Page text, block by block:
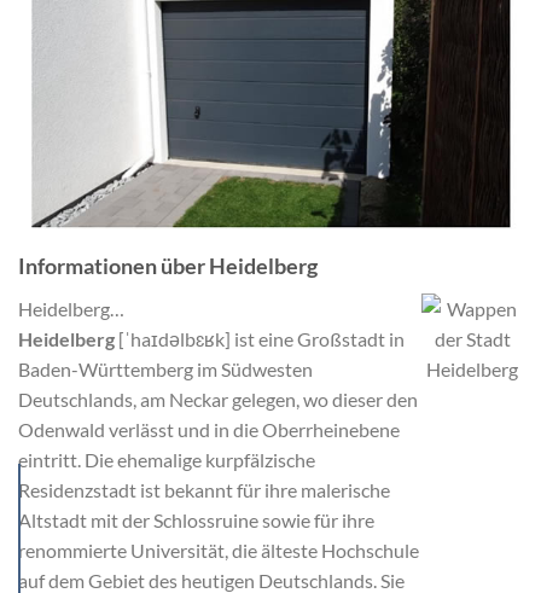
Informationen über Heidelberg
Heidelberg…
Heidelberg [ˈhaɪdəlbɛʁk] ist eine Großstadt in
Baden-Württemberg im Südwesten
Deutschlands, am Neckar gelegen, wo dieser den
Odenwald verlässt und in die Oberrheinebene
eintritt. Die ehemalige kurpfälzische
Residenzstadt ist bekannt für ihre malerische
Altstadt mit der Schlossruine sowie für ihre
renommierte Universität, die älteste Hochschule
auf dem Gebiet des heutigen Deutschlands. Sie